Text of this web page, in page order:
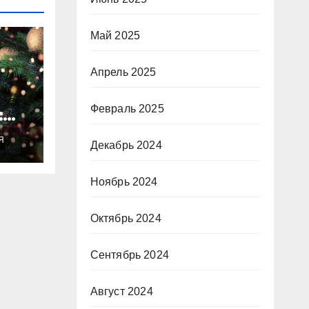
Май 2025
Апрель 2025
Февраль 2025
Декабрь 2024
Ноябрь 2024
Октябрь 2024
Сентябрь 2024
Август 2024